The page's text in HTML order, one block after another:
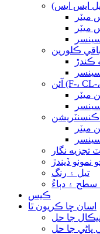
ايس ايس)
ميٽر
ميٽر
باقي ڪلورين
ڪندڙ
ميٽر
ڪنسنٽريشن
ميٽر
نگار
نمونو ڏيندڙ
تيل ۽ رنگ
۽ دٻاءُ
ڪيس
اسان ڇا ڪريون ٿا
جا حل
پاڻي جا حل